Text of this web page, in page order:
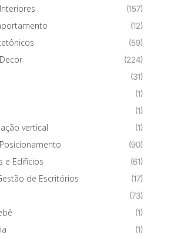
(157)
(12)
(59)
(224)
(31)
(1)
(1)
vertical (1)
(90)
e Edifícios (61)
de Escritórios (17)
(73)
(1)
(1)